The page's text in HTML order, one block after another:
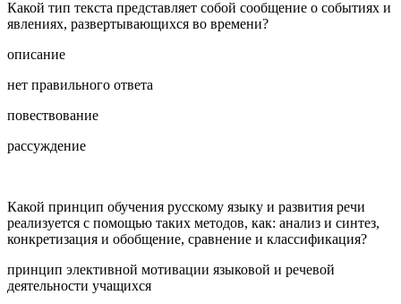
Какой тип текста представляет собой сообщение о событиях и
явлениях, развертывающихся во времени?
описание
нет правильного ответа
повествование
рассуждение
Какой принцип обучения русскому языку и развития речи
реализуется с помощью таких методов, как: анализ и синтез,
конкретизация и обобщение, сравнение и классификация?
принцип элективной мотивации языковой и речевой
деятельности учащихся